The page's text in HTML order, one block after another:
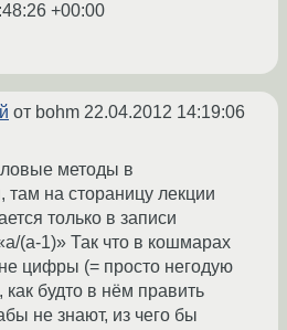
+00:00
от bohm 22.04.2012 14:19:06
методы в
там на стораницу лекции
только в записи
(а-1)» Так что в кошмарах
цифры (= просто негодую
будто в нём править
не знают, из чего бы